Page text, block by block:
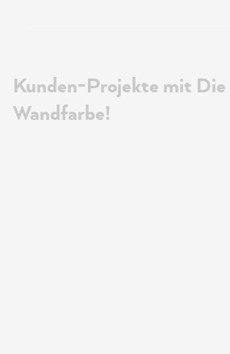
Kunden-Projekte mit
Wandfarbe!